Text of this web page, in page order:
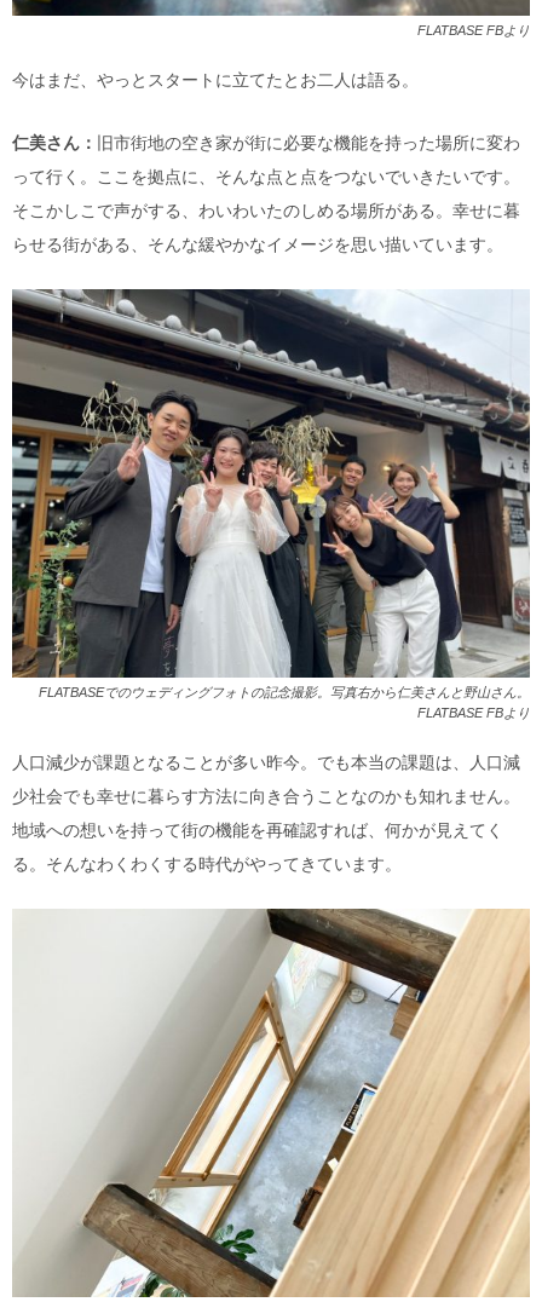
FLATBASE FBより
今はまだ、やっとスタートに立てたとお二人は語る。
仁美さん： 旧市街地の空き家が街に必要な機能を持った場所に変わ
って行く。ここを拠点に、そんな点と点をつないでいきたいです。
そこかしこで声がする、わいわいたのしめる場所がある。幸せに暮
らせる街がある、そんな緩やかなイメージを思い描いています。
FLATBASEでのウェディングフォトの記念撮影。写真右から仁美さんと野山さん。
FLATBASE FBより
人口減少が課題となることが多い昨今。でも本当の課題は、人口減
少社会でも幸せに暮らす方法に向き合うことなのかも知れません。
地域への想いを持って街の機能を再確認すれば、何かが見えてく
る。そんなわくわくする時代がやってきています。